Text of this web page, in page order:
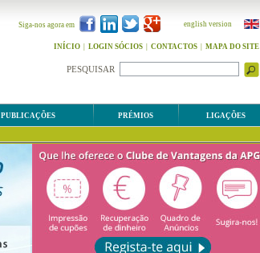
Siga-nos agora em english version
INÍCIO| LOGIN SÓCIOS| CONTACTOS| MAPA DO SITE
PESQUISAR
PUBLICAÇÕES PRÉMIOS LIGAÇÕES